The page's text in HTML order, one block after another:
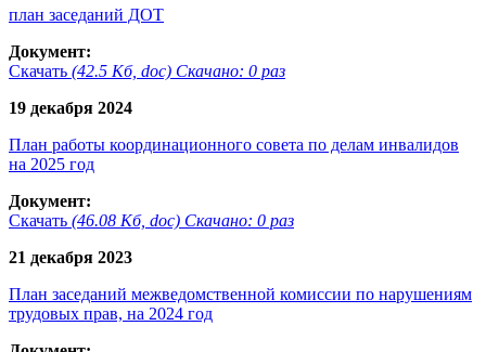
план заседаний ДОТ
Документ:
Скачать (42.5 Кб, doc) Скачано: 0 раз
19 декабря 2024
План работы координационного совета по делам инвалидов
на 2025 год
Документ:
Скачать (46.08 Кб, doc) Скачано: 0 раз
21 декабря 2023
План заседаний межведомственной комиссии по нарушениям
трудовых прав, на 2024 год